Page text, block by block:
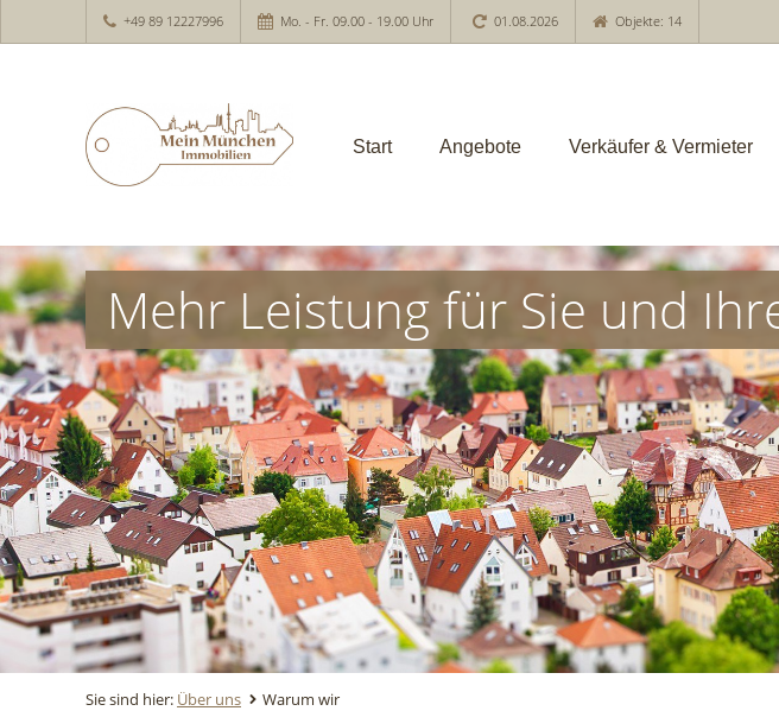
+49 89 12227996 Mo. - Fr. 09.00 - 19.00 Uhr 01.08.2026 Objekte: 14
Start Angebote Verkäufer & Vermieter
Mehr Leistung für Sie und
Sie sind hier: Über uns Warum wir